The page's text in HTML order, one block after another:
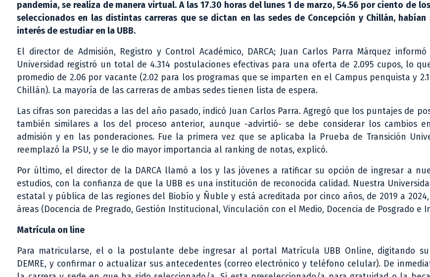
pandemia, se realiza de manera virtual. A las 17.30 horas del lunes 1 de marzo, 54.56 por ciento de
seleccionados en las distintas carreras que se dictan en las sedes de Concepción y Chillán,
interés de estudiar en la UBB.
El director de Admisión, Registro y Control Académico, DARCA; Juan Carlos Parra Márquez
Universidad registró un total de 4.314 postulaciones efectivas para una oferta de 2.095 cupos, lo
promedio de 2.06 por vacante (2.02 para los programas que se imparten en el Campus penquista y
Chillán). La mayoría de las carreras de ambas sedes tienen lista de espera.
Las cifras son parecidas a las del año pasado, indicó Juan Carlos Parra. Agregó que los puntajes de
también similares a los del proceso anterior, aunque -advirtió- se debe considerar los cambios
admisión y en las ponderaciones. Fue la primera vez que se aplicaba la Prueba de Transición
reemplazó la PSU, y se le dio mayor importancia al ranking de notas, explicó.
Por último, el director de la DARCA llamó a los y las jóvenes a ratificar su opción de ingresar a
estudios, con la confianza de que la UBB es una institución de reconocida calidad. Nuestra
estatal y pública de las regiones del Biobío y Ñuble y está acreditada por cinco años, de 2019 a
áreas (Docencia de Pregrado, Gestión Institucional, Vinculación con el Medio, Docencia de Posgrado e
Matrícula on line
Para matricularse, el o la postulante debe ingresar al portal Matrícula UBB Online, digitando
DEMRE, y confirmar o actualizar sus antecedentes (correo electrónico y teléfono celular). De